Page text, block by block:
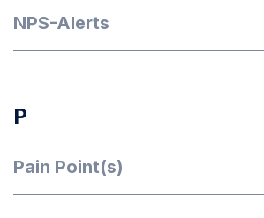
NPS-Alerts
P
Pain Point(s)